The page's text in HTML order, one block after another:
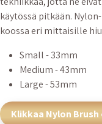
käytössä pitkään.
koossa eri mittaisille
Small - 33mm
Medium - 43mm
Large - 53mm
Klikkaa Nylon